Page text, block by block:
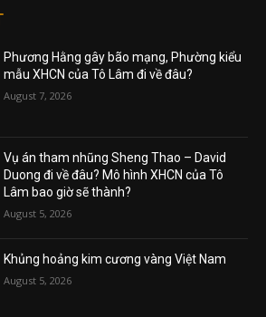
Phương Hằng gây bão mạng, Phường kiểu
mẫu XHCN của Tô Lâm đi về đâu?
August 7, 2026
Vụ án tham nhũng Sheng Thao – David
Duong đi về đâu? Mô hình XHCN của Tô
Lâm bao giờ sẽ thành?
August 5, 2026
Khủng hoảng kim cương vàng Việt Nam
August 5, 2026